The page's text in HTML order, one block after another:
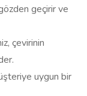
geçirir ve
çevirinin
uygun bir